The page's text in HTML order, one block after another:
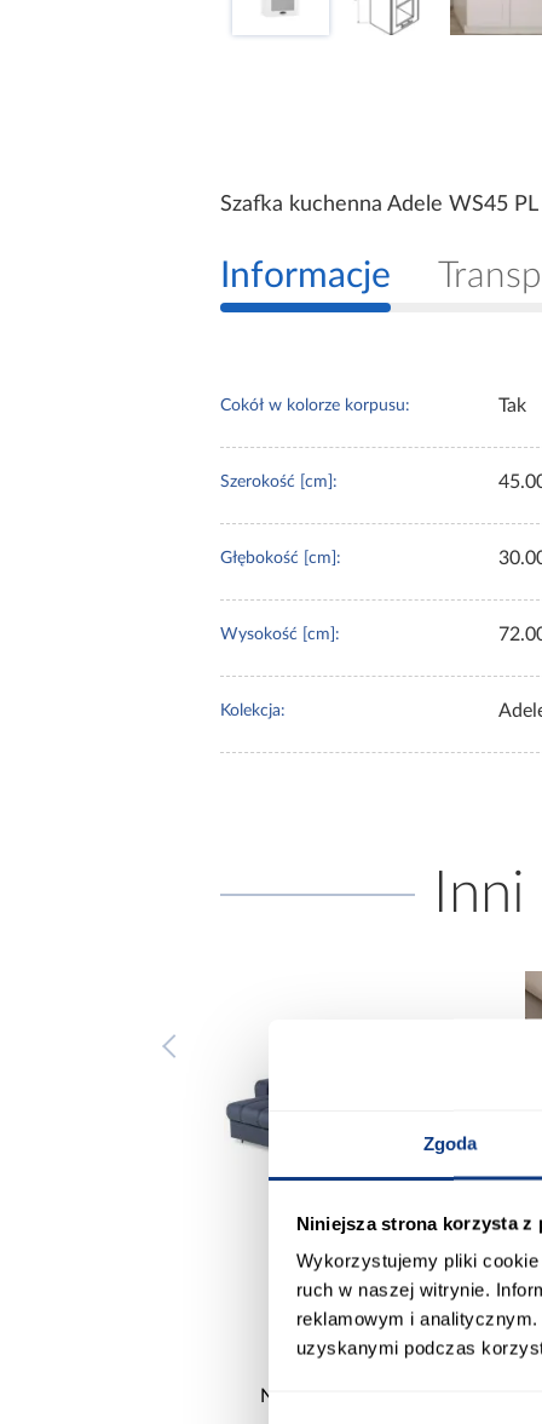
Zgoda
Niniejsza strona korzysta z
Wykorzystujemy pliki
ruch w naszej witrynie.
reklamowym i
uzyskanymi podczas
Szafka kuchenna Adele WS45 PL
Informacje
Cokół w kolorze korpusu: Tak
Szerokość [cm]:
Głębokość [cm]:
Wysokość [cm]:
Kolekcja: